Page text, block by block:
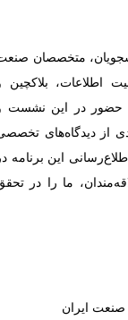
متخصصان صنعت
بلاکچین و
در این نشست و
دیدگاه‌های تخصصی
این برنامه در
ما را در تحقق
ایران